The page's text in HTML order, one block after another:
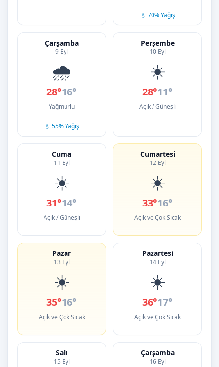
💧 70% Yağış
Çarşamba
9 Eyl
🌧️
28°16°
Yağmurlu
💧 55% Yağış
Perşembe
10 Eyl
☀️
28°11°
Açık / Güneşli
Cuma
11 Eyl
☀️
31°14°
Açık / Güneşli
Cumartesi
12 Eyl
☀️
33°16°
Açık ve Çok Sıcak
Pazar
13 Eyl
☀️
35°16°
Açık ve Çok Sıcak
Pazartesi
14 Eyl
☀️
36°17°
Açık ve Çok Sıcak
Salı
15 Eyl
Çarşamba
16 Eyl